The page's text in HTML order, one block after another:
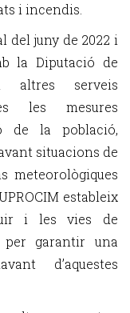
i incendis.
del juny de 2022 i
la Diputació de
altres serveis
les mesures
de la població,
situacions de
meteorològiques
estableix
i les vies de
garantir una
d’aquestes